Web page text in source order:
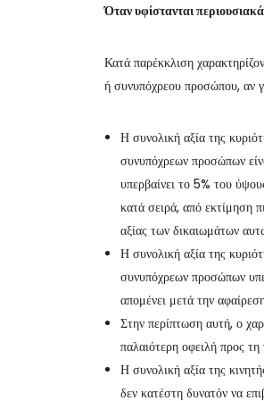
Όταν υφίστανται περιουσιακά
Κατά παρέκκλιση
ή συνυπόχρεου προσώπου, αν
Η συνολική αξία της
συνυπόχρεων προσώπων
υπερβαίνει το 5% του
κατά σειρά, από εκτίμηση
αξίας των δικαιωμάτων
Η συνολική αξία της
συνυπόχρεων προσώπων
απομένει μετά την
Στην περίπτωση αυτή, ο
παλαιότερη οφειλή προς
Η συνολική αξία της
δεν κατέστη δυνατόν να